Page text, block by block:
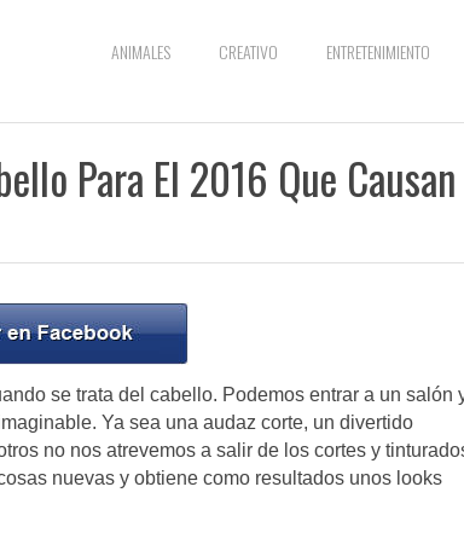
ANIMALES CREATIVO ENTRETENIMIENTO
Para El 2016 Que Causan
se trata del cabello. Podemos entrar a un salón
Ya sea una audaz corte, un divertido
no nos atrevemos a salir de los cortes y
nuevas y obtiene como resultados unos looks